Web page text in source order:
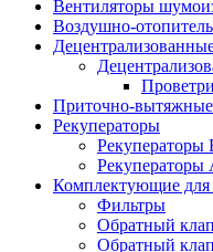
Вентиляторы
Воздушно-
Приточно-вытяжные
Рекуператоры
Рекуператоры
Рекуператоры
Комплектующие для
Фильтры
Обратный
Обратный